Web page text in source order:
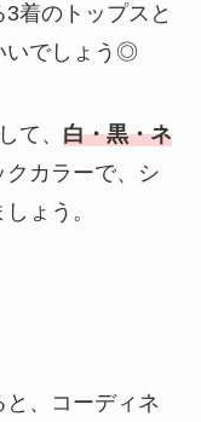
着のトップスと
いでしょう◎
て、 白・黒・ネ
カラーで、シ
ょう。
、コーディネ